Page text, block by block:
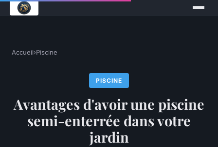
Accueil›Piscine
PISCINE
Avantages d'avoir une piscine
semi-enterrée dans votre
jardin